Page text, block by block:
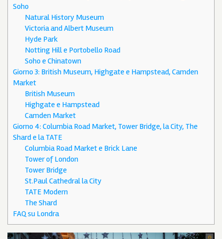
Soho
Natural History Museum
Victoria and Albert Museum
Hyde Park
Notting Hill e Portobello Road
Soho e Chinatown
Giorno 3: British Museum, Highgate e Hampstead, Camden
Market
British Museum
Highgate e Hampstead
Camden Market
Giorno 4: Columbia Road Market, Tower Bridge, la City, The
Shard e la TATE
Columbia Road Market e Brick Lane
Tower of London
Tower Bridge
St.Paul Cathedral la City
TATE Modern
The Shard
FAQ su Londra